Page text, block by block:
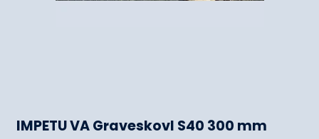
IMPETU VA Graveskovl S40 300 mm